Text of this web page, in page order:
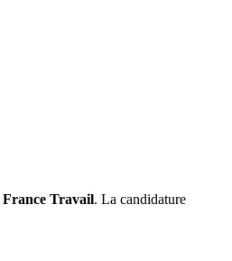
France Travail. La candidature